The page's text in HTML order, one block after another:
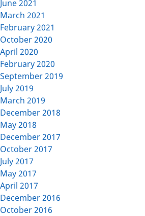
June 2021
March 2021
February 2021
October 2020
April 2020
February 2020
September 2019
July 2019
March 2019
December 2018
May 2018
December 2017
October 2017
July 2017
May 2017
April 2017
December 2016
October 2016